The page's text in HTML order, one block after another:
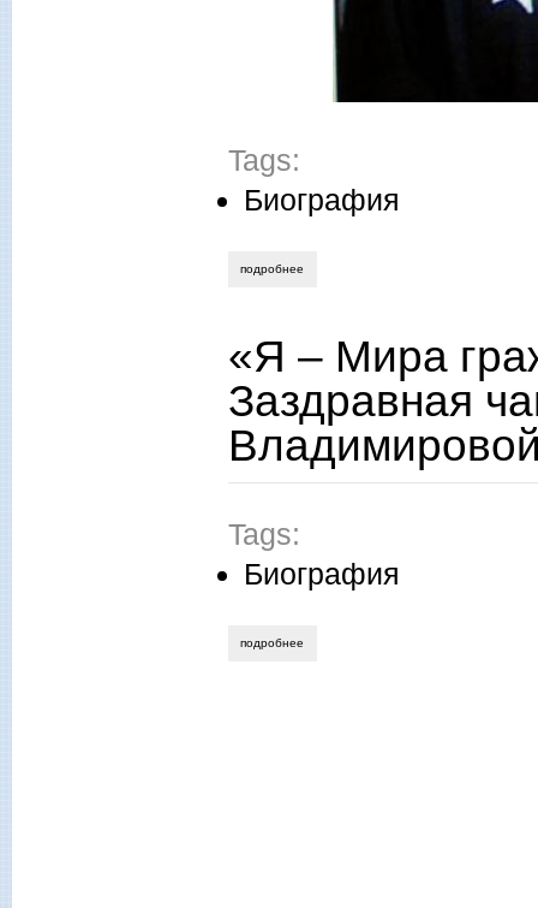
Tags:
Биография
подробнее
«Я – Мира
Заздравная
Tags:
Биография
подробнее